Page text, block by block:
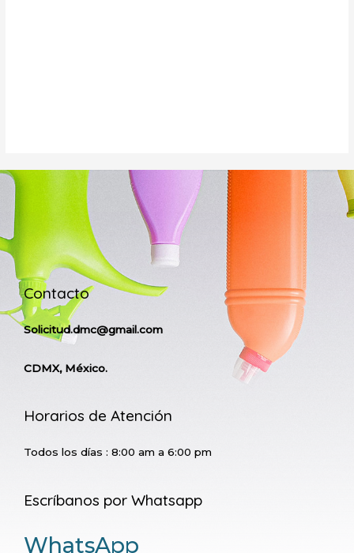
Contacto
Solicitud.dmc@gmail.com
CDMX, México.
Horarios de Atención
Todos los días : 8:00 am a 6:00 pm
Escríbanos por Whatsapp
WhatsApp